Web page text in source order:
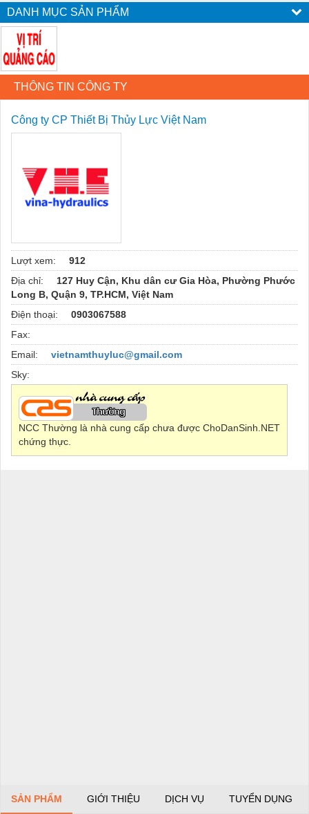
DANH MỤC SẢN PHẨM
THÔNG TIN CÔNG TY
Công ty CP Thiết Bị Thủy Lực Việt Nam
Lượt xem:
912
Địa chỉ:
127 Huy Cận, Khu dân cư Gia Hòa, Phường Phước
Long B, Quận 9, TP.HCM, Việt Nam
Điện thoại:
0903067588
Fax:
Email:
vietnamthuyluc@gmail.com
Sky:
NCC Thường là nhà cung cấp chưa được ChoDanSinh.NET
chứng thực.
SẢN PHẨM GIỚI THIỆU DỊCH VỤ TUYỂN DỤNG